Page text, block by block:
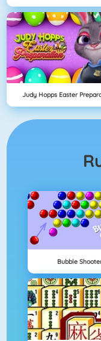
Judy Hopps Easter
Bubble